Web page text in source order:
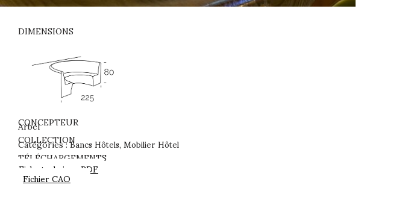
DIMENSIONS
CONCEPTEUR
Arbel
COLLECTION
Catégories :Bancs Hôtels, Mobilier Hôtel
TÉLÉCHARGEMENTS
Fiche technique PDF
Fichier CAO